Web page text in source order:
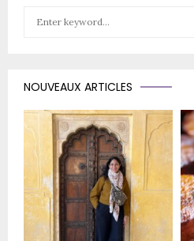
c
f
o
NOUVEAUX ARTICLES